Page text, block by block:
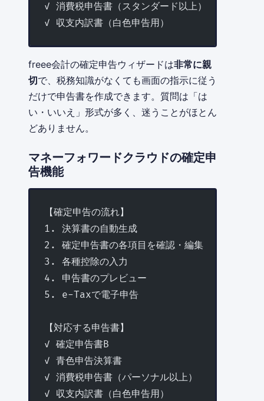
✓ 消費税申告書（スタンダード以上）
✓ 収支内訳書（白色申告用）
freee会計の確定申告ウィザードは非常に親
切で、税務知識がなくても画面の指示に従う
だけで申告書を作成できます。質問は「は
い・いいえ」形式が多く、迷うことがほとん
どありません。
マネーフォワードクラウドの確定申
告機能
【確定申告の流れ】
1. 決算書の自動生成
2. 確定申告書の各項目を確認・編集
3. 各種控除の入力
4. 申告書のプレビュー
5. e-Taxで電子申告
【対応する申告書】
✓ 確定申告書B
✓ 青色申告決算書
✓ 消費税申告書（パーソナル以上）
✓ 収支内訳書（白色申告用）